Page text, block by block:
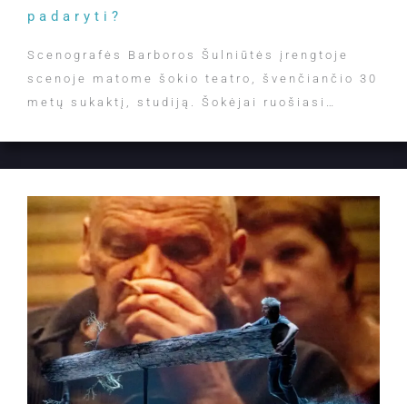
padaryti?
Scenografės Barboros Šulniūtės įrengtoje
scenoje matome šokio teatro, švenčiančio 30
metų sukaktį, studiją. Šokėjai ruošiasi…